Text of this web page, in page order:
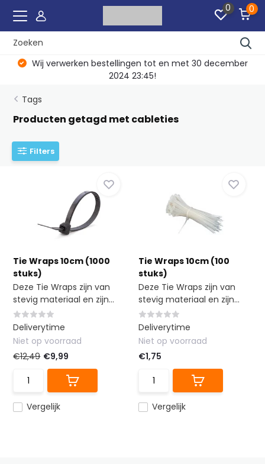
0 0
Wij verwerken bestellingen tot en met 30 december
2024 23:45!
Tags
Producten getagd met cableties
Filters
Tie Wraps 10cm (1000
stuks)
Deze Tie Wraps zijn van
stevig materiaal en zijn...
Vergelijk
Deliverytime
Niet op voorraad
€12,49 €9,99
Tie Wraps 10cm (100
stuks)
Deze Tie Wraps zijn van
stevig materiaal en zijn...
Vergelijk
Deliverytime
Niet op voorraad
€1,75